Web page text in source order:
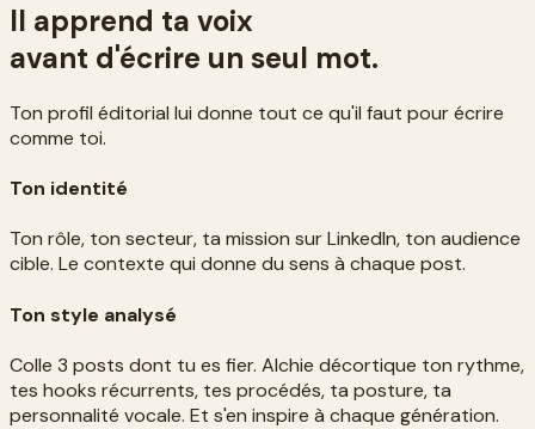
Il apprend ta voix
avant d'écrire un seul mot.
Ton profil éditorial lui donne tout ce qu'il faut pour écrire
comme toi.
Ton identité
Ton rôle, ton secteur, ta mission sur LinkedIn, ton audience
cible. Le contexte qui donne du sens à chaque post.
Ton style analysé
Colle 3 posts dont tu es fier. Alchie décortique ton rythme,
tes hooks récurrents, tes procédés, ta posture, ta
personnalité vocale. Et s'en inspire à chaque génération.